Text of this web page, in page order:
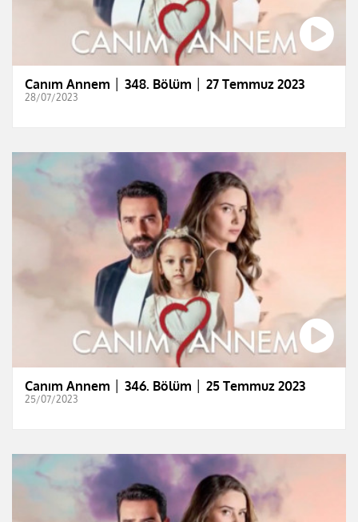
Canım Annem │ 348. Bölüm │ 27 Temmuz 2023
28/07/2023
Canım Annem │ 346. Bölüm │ 25 Temmuz 2023
25/07/2023